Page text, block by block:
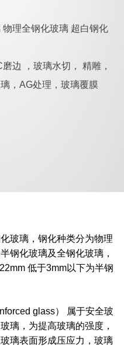
理全钢化玻璃 超白钢化
边 ，玻璃水切， 精雕，
，AG处理，玻璃覆膜
玻璃，钢化种类分为物理
钢化玻璃及全钢化玻璃，
低于3mm以下为半钢
glass） 属于安全玻
璃，为提高玻璃的强度，
璃表面形成压应力，玻璃